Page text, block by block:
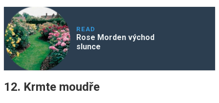
READ
Rose Morden východ
slunce
12. Krmte moudře